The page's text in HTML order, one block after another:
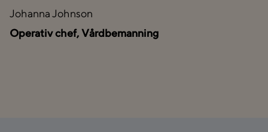
Johanna Johnson
Operativ chef, Vårdbemanning